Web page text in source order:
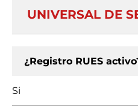
UNIVERSAL DE
¿Registro RUES
Si